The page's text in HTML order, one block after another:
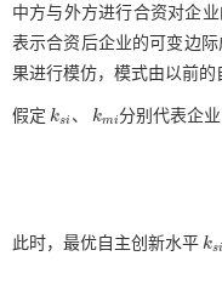
中方与外方进行合资对企
表示合资后企业的可变边
果进行模仿，模式由以前的
假定 ksi
ksi 、 kmi
kmi分别代表企
此时，最优自主创新水平 ksi
ksi*